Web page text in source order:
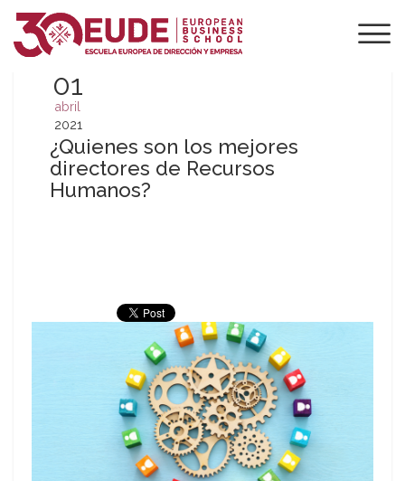
01
abril
2021
¿Quienes son los mejores
directores de Recursos
Humanos?